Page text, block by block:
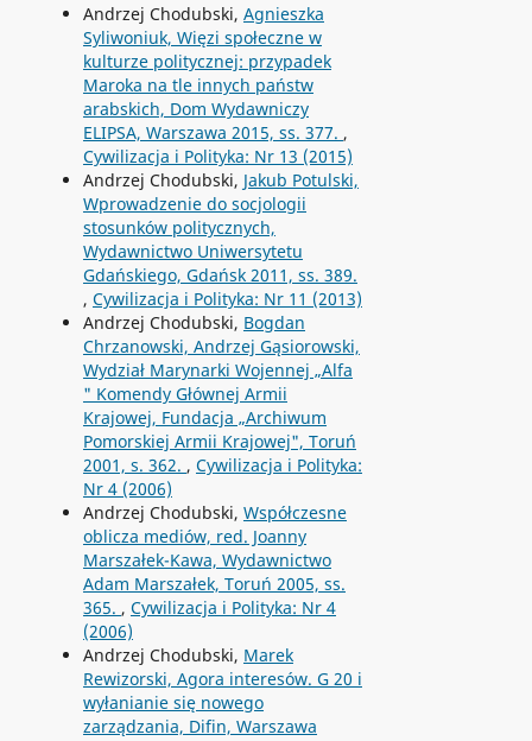
Andrzej Chodubski, Agnieszka
Syliwoniuk, Więzi społeczne w
kulturze politycznej: przypadek
Maroka na tle innych państw
arabskich, Dom Wydawniczy
ELIPSA, Warszawa 2015, ss. 377. ,
Cywilizacja i Polityka: Nr 13 (2015)
Andrzej Chodubski, Jakub Potulski,
Wprowadzenie do socjologii
stosunków politycznych,
Wydawnictwo Uniwersytetu
Gdańskiego, Gdańsk 2011, ss. 389.
, Cywilizacja i Polityka: Nr 11 (2013)
Andrzej Chodubski, Bogdan
Chrzanowski, Andrzej Gąsiorowski,
Wydział Marynarki Wojennej „Alfa
" Komendy Głównej Armii
Krajowej, Fundacja „Archiwum
Pomorskiej Armii Krajowej", Toruń
2001, s. 362. , Cywilizacja i Polityka:
Nr 4 (2006)
Andrzej Chodubski, Współczesne
oblicza mediów, red. Joanny
Marszałek-Kawa, Wydawnictwo
Adam Marszałek, Toruń 2005, ss.
365. , Cywilizacja i Polityka: Nr 4
(2006)
Andrzej Chodubski, Marek
Rewizorski, Agora interesów. G 20 i
wyłanianie się nowego
zarządzania, Difin, Warszawa